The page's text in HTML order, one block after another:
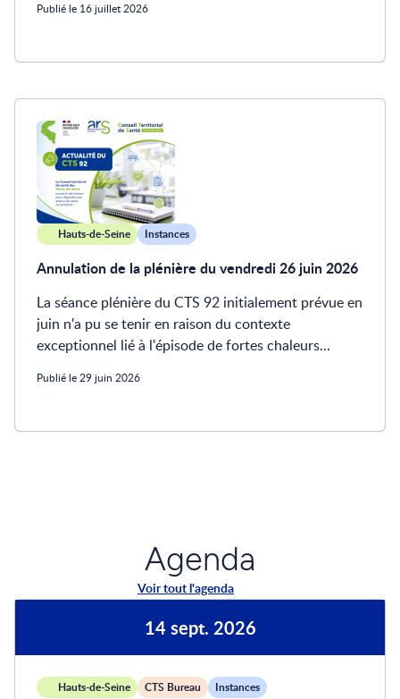
Publié le 16 juillet 2026
Hauts-de-Seine Instances
Annulation de la plénière du vendredi 26 juin 2026
La séance plénière du CTS 92 initialement prévue en
juin n'a pu se tenir en raison du contexte
exceptionnel lié à l'épisode de fortes chaleurs...
Publié le 29 juin 2026
Agenda
Voir tout l'agenda
14 sept. 2026
Hauts-de-Seine CTS Bureau Instances